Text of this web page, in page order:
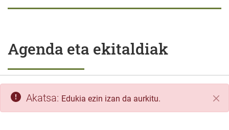
Agenda eta ekitaldiak
Itxi
Akatsa: Edukia ezin izan da aurkitu.